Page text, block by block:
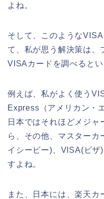
よね。
そして、このような
て、私が思う解決策は、
VISAカードを調べるとい
例えば、私がよく使う
Express（アメリカン・
日本ではそれほどメジ
ら、その他、マスター
イシービー)、VISA(ビザ
すよね。
また、日本には、楽天カ